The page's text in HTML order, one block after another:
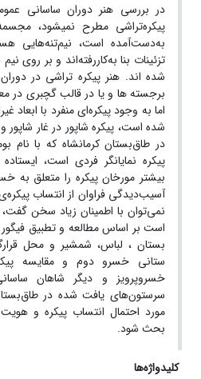
در بررسی هنر دوران ساسانی
پیکره‌‌‌‌تراشی مطرح نمیشود،
به‌دست‌آمده است، نیم‌تنه‌هایی
تزئینات بنا به‌کاررفته‌اند و بر
شده اند. هنر پیکره تراشی در
برجسته ها و یا در قالب گچبری در
اما به وجود پیکره‌ای منفرد با ابعاد
شده است، پیکره شاپور در غار
در طاق‌بستان کرمانشاه که با نام
پیکره نمایانگر فردی است،
بیشتر مورخان پیکره را متعلق به
آسیب‌دیدگی فراوان از انتساب
نمی‌توان با اطمینان زیاد سخن
است بر اساس مطالعه و تطبیق
بستان ، لباس، شمشیر و محل
ستانی خسرو دوم و مقایسه
خسروپرویز و دیگر شاهان
سرستون‌های یافت شده در
مورد احتمال انتساب پیکره و
بحث شود.
کلیدواژه‌ها